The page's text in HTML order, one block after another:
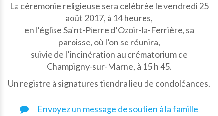
La cérémonie religieuse sera célébrée le vendredi 25
août 2017, à 14 heures,
en l’église Saint-Pierre d’Ozoir-la-Ferrière, sa
paroisse, où l’on se réunira,
suivie de l’incinération au crématorium de
Champigny-sur-Marne, à 15 h 45.
Un registre à signatures tiendra lieu de condoléances.
Envoyez un message de soutien à la famille